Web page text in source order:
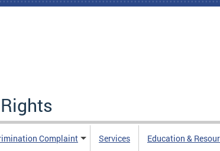
Complaint Services Education &